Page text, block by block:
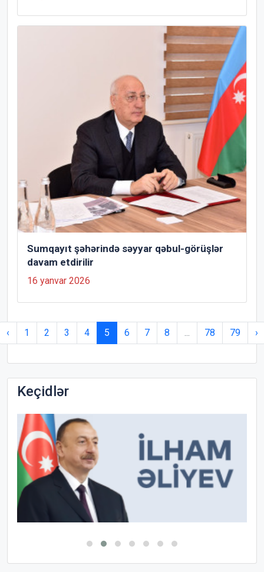
Sumqayıt şəhərində səyyar qəbul-görüşlər
davam etdirilir
16 yanvar 2026
‹ 1 2 3 4 5 6 7 8 ... 78 79 ›
Keçidlər